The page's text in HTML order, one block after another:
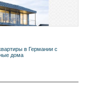
в Германии с
дома